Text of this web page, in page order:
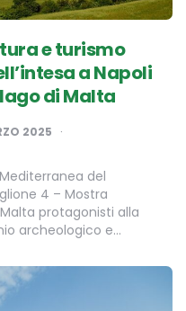
e turismo
a Napoli
di Malta
2025
del
4 – Mostra
protagonisti alla
archeologico e…